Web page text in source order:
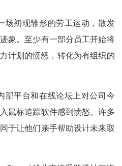
场初现雏形的劳工运动，散发
象。至少有一部分员工开始将
计划的愤怒，转化为有组织的
部平台和在线论坛上对公司今
鼠标追踪软件感到愤怒。许多
于让他们亲手帮助设计未来取